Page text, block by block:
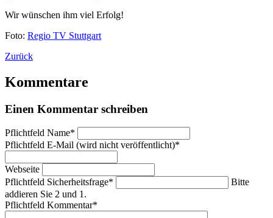
Wir wünschen ihm viel Erfolg!
Foto: Regio TV Stuttgart
Zurück
Kommentare
Einen Kommentar schreiben
Pflichtfeld Name*
Pflichtfeld E-Mail (wird nicht veröffentlicht)*
Webseite
Pflichtfeld Sicherheitsfrage*
Bitte
addieren Sie 2 und 1.
Pflichtfeld Kommentar*